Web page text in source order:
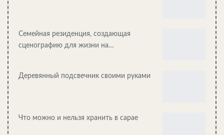
Строительство ангара за 1 месяц, реальность или миф?
Семейная резиденция, создающая
сценографию для жизни на…
Деревянный подсвечник своими руками
Что можно и нельзя хранить в сарае